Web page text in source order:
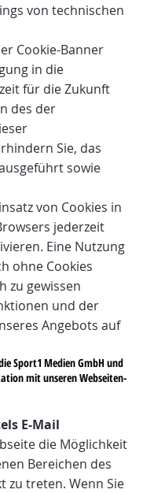
von technischen
Cookie-Banner
in die
für die Zukunft
des der
Sie, das
sowie
von Cookies in
jederzeit
Eine Nutzung
ohne Cookies
zu gewissen
und der
Angebots auf
Sport1 Medien GmbH und
mit unseren Webseiten-
E-Mail
die Möglichkeit
Bereichen des
zu treten. Wenn Sie